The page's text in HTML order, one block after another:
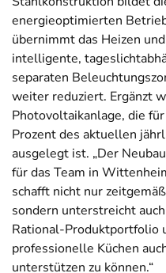
energieoptimierten
übernimmt das Heizen
intelligente,
separaten
weiter reduziert. Ergänzt
Photovoltaikanlage, die
Prozent des aktuellen
ausgelegt ist. „Der
für das Team in
schafft nicht nur
sondern unterstreicht
Rational-Produktportfolio
professionelle Küchen
unterstützen zu können.“